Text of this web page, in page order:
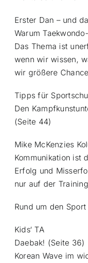
Erster Dan – und
Warum
Das Thema ist
wenn wir wissen,
wir größere
Tipps für
Den
(Seite 44)
Mike McKenzies
Kommunikation ist
Erfolg und
nur auf der
Rund um den Sport
Kids‘ TA
Daebak! (Seite 36)
Korean Wave im